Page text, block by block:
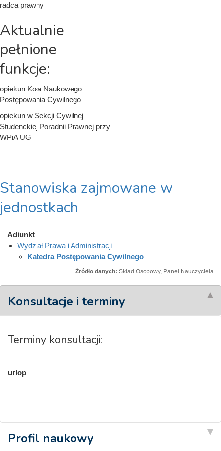
radca prawny
Aktualnie
pełnione
funkcje:
opiekun Koła Naukowego
Postępowania Cywilnego
opiekun w Sekcji Cywilnej
Studenckiej Poradnii Prawnej przy
WPiA UG
Stanowiska zajmowane w
jednostkach
Adiunkt
Wydział Prawa i Administracji
Katedra Postępowania Cywilnego
Źródło danych: Skład Osobowy, Panel Nauczyciela
Konsultacje i terminy
Terminy konsultacji:
urlop
Profil naukowy